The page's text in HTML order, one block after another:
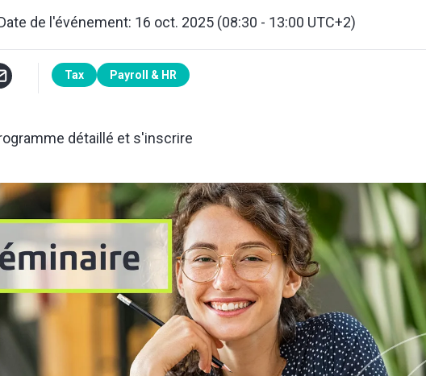
de l'événement: 16 oct. 2025 (08:30 - 13:00 UTC+2)
Tax Payroll & HR
détaillé et s'inscrire